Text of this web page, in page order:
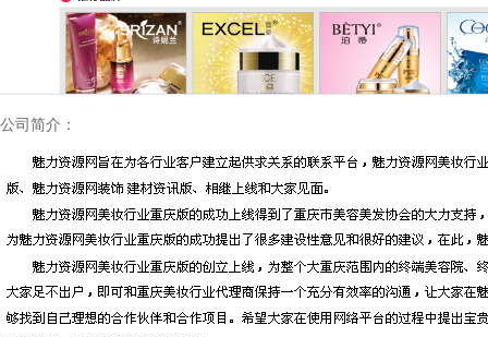
公司简介：